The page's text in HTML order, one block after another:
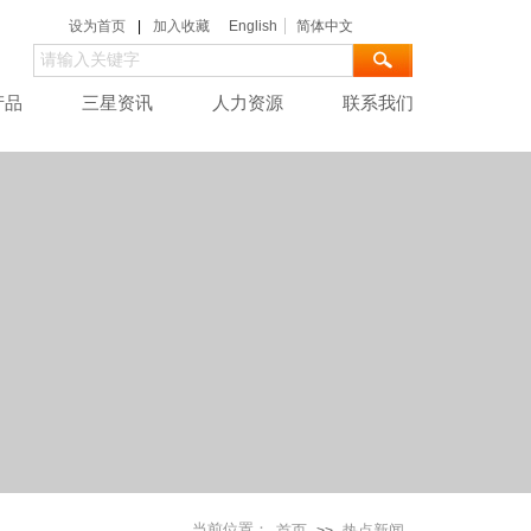
设为首页 加入收藏
品 三星资讯 人力资源 联系我们
English 简体中文